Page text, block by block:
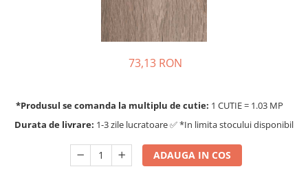
73,13 RON
*Produsul se comanda la multiplu de cutie: 1 CUTIE = 1.03 MP
Durata de livrare: 1-3 zile lucratoare ✅ *In limita stocului disponibil
ADAUGA IN COS